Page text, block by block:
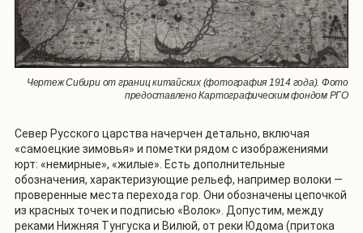
Чертеж Сибири от границ китайских (фотография 1914 года). Фото
предоставлено Картографическим фондом РГО
Север Русского царства начерчен детально, включая
«самоецкие зимовья» и пометки рядом с изображениями
юрт: «немирные», «жилые». Есть дополнительные
обозначения, характеризующие рельеф, например волоки —
проверенные места перехода гор. Они обозначены цепочкой
из красных точек и подписью «Волок». Допустим, между
реками Нижняя Тунгуска и Вилюй, от реки Юдома (притока